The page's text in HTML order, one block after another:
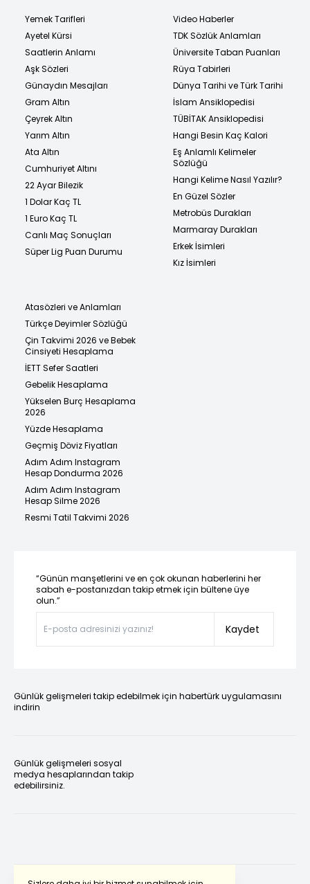
Yemek Tarifleri
Ayetel Kürsi
Saatlerin Anlamı
Aşk Sözleri
Günaydın Mesajları
Gram Altın
Çeyrek Altın
Yarım Altın
Ata Altın
Cumhuriyet Altını
22 Ayar Bilezik
1 Dolar Kaç TL
1 Euro Kaç TL
Canlı Maç Sonuçları
Süper Lig Puan Durumu
Video Haberler
TDK Sözlük Anlamları
Üniversite Taban Puanları
Rüya Tabirleri
Dünya Tarihi ve Türk Tarihi
İslam Ansiklopedisi
TÜBİTAK Ansiklopedisi
Hangi Besin Kaç Kalori
Eş Anlamlı Kelimeler
Sözlüğü
Hangi Kelime Nasıl Yazılır?
En Güzel Sözler
Metrobüs Durakları
Marmaray Durakları
Erkek İsimleri
Kız İsimleri
Atasözleri ve Anlamları
Türkçe Deyimler Sözlüğü
Çin Takvimi 2026 ve Bebek
Cinsiyeti Hesaplama
İETT Sefer Saatleri
Gebelik Hesaplama
Yükselen Burç Hesaplama
2026
Yüzde Hesaplama
Geçmiş Döviz Fiyatları
Adım Adım Instagram
Hesap Dondurma 2026
Adım Adım Instagram
Hesap Silme 2026
Resmi Tatil Takvimi 2026
“Günün manşetlerini ve en çok okunan haberlerini her
sabah e-postanızdan takip etmek için bültene üye
olun.”
Kaydet
Günlük gelişmeleri takip edebilmek için habertürk uygulamasını
indirin
Günlük gelişmeleri sosyal
medya hesaplarından takip
edebilirsiniz.